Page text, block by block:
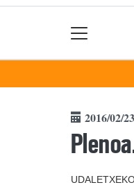
2016/02/23